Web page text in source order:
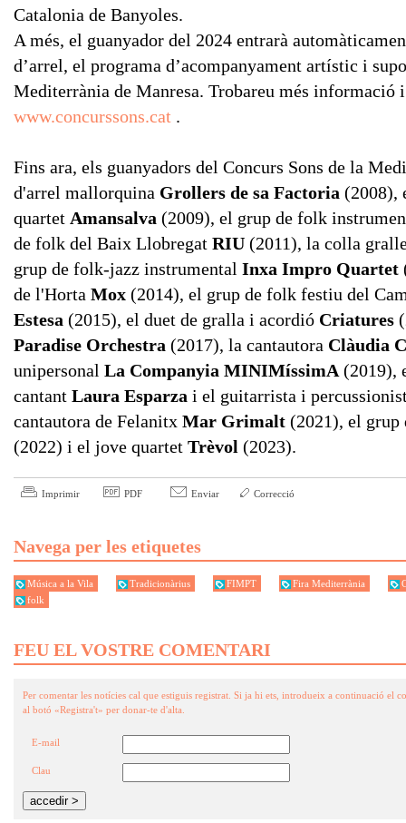
Catalonia de Banyoles.
A més, el guanyador del 2024 entrarà
d’arrel, el programa d’acompanyament artístic i
Mediterrània de Manresa. Trobareu més informació
www.concurssons.cat .
Fins ara, els guanyadors del Concurs Sons de la
d'arrel mallorquina Grollers de sa Factoria (2008),
quartet Amansalva (2009), el grup de folk
de folk del Baix Llobregat RIU (2011), la colla
grup de folk-jazz instrumental Inxa Impro Quartet
de l'Horta Mox (2014), el grup de folk festiu del
Estesa (2015), el duet de gralla i acordió Criatures
Paradise Orchestra (2017), la cantautora Clàudia
unipersonal La Companyia MINIMíssimA (2019),
cantant Laura Esparza i el guitarrista i
cantautora de Felanitx Mar Grimalt (2021), el
(2022) i el jove quartet Trèvol (2023).
Imprimir PDF Enviar Correcció
Navega per les etiquetes
Música a la Vila Tradicionàrius FIMPT Fira Mediterrània
folk
FEU EL VOSTRE COMENTARI
Per comentar les notícies cal que estiguis registrat. Si ja hi ets, introdueix a continuació el
al botó «Registra't» per donar-te d'alta.
E-mail
Clau